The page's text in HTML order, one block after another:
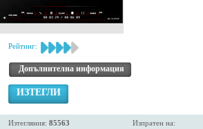
Рейтинг:
Допълнителна информация
ИЗТЕГЛИ
Изтегляния: 85563
Изпратен на: